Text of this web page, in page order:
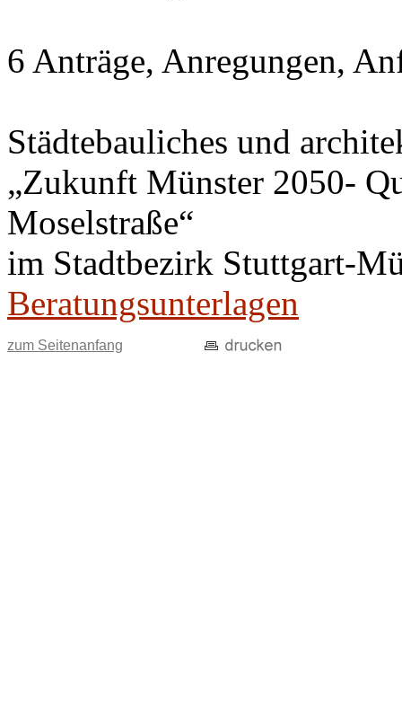
6 Anträge, Anregungen,
Städtebauliches und
„Zukunft Münster 2050-
Moselstraße“
im Stadtbezirk Stuttgart-
Beratungsunterlagen
zum Seitenanfang